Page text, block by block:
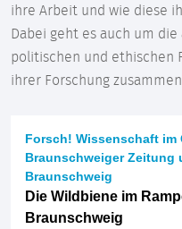
ihre Arbeit und wie diese
Dabei geht es auch um
politischen und ethischen
ihrer Forschung